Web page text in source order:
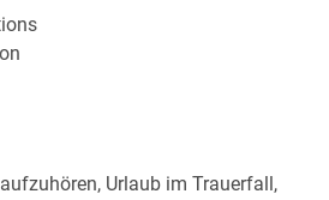
Urlaub im Trauerfall,